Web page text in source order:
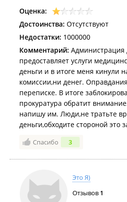
Оценка:
Достоинства: Отсутствуют
Недостатки: 1000000
Комментарий:
предоставляет услуги
деньги и в итоге меня кинули
комиссии,ни денег.
переписке. В итоге
прокуратура обратит
напишу им. Люди,не тратьте
деньги,обходите стороной это
Спасибо 3
Это Я)
Отзывов 1